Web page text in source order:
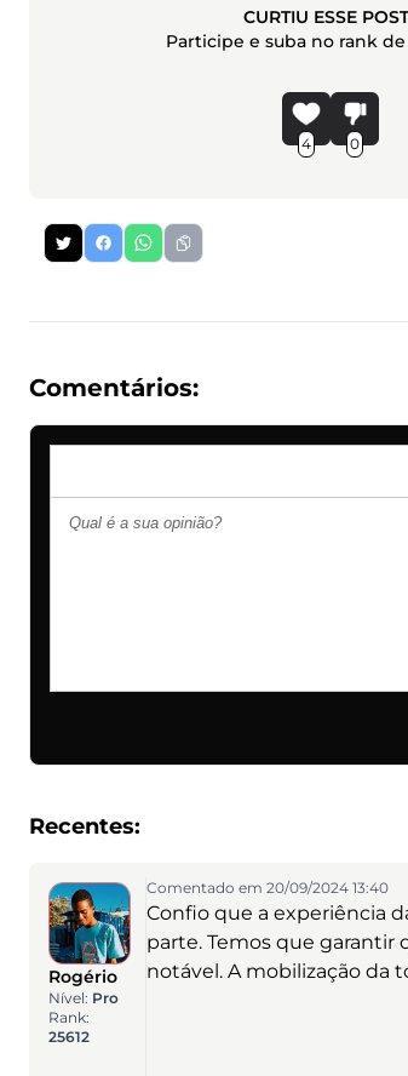
CURTIU ESSE
Participe e suba no rank
4 0
Comentários:
Recentes:
Rogério
Nível: Pro
Rank:
25612
Comentado em 20/09/2024 13:40
Confio que a experiência
parte. Temos que garantir
notável. A mobilização da